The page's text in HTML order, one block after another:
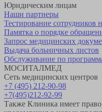
Юридическим лицам
Наши партнеры
Тестирование сотрудников
Памятка о порядке
Запрос медицинских
Выдача больничных листов
Обслуживание по
МОСИТАЛМЕД
Сеть медицинских центров
+7 (495) 212-90-98
+7(495)212-92-99
Также Клиника имеет